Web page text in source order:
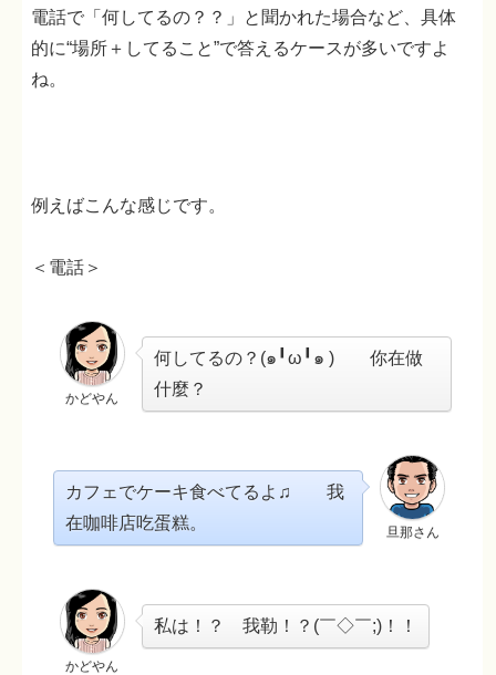
電話で「何してるの？？」と聞かれた場合など、具体
的に“場所＋してること”で答えるケースが多いですよ
ね。
例えばこんな感じです。
＜電話＞
かどやん
何してるの？(๑╹ω╹๑ ) 你在做
什麼？
旦那さん
カフェでケーキ食べてるよ♫ 我
在咖啡店吃蛋糕。
かどやん
私は！？ 我勒！？(￣◇￣;)！！